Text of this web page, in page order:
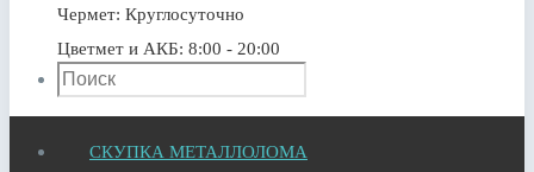
Чермет: Круглосуточно
Цветмет и АКБ: 8:00 - 20:00
СКУПКА МЕТАЛЛОЛОМА